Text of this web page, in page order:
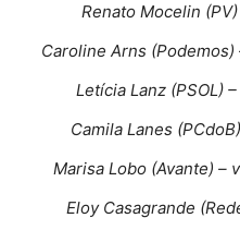
Renato Mocelin
Caroline Arns
Letícia Lanz (PSOL)
Camila Lanes
Marisa Lobo (Avante) –
Eloy Casagrande